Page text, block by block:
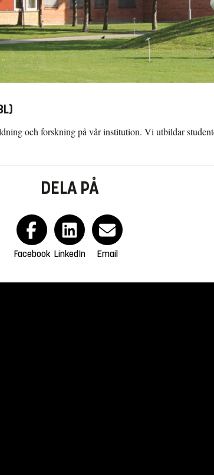
och forskning på vår institution. Vi utbildar
DELA PÅ
Facebook LinkedIn Email